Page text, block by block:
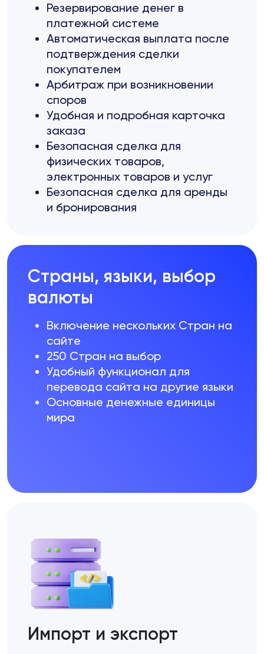
Резервирование денег в
платежной системе
Автоматическая выплата после
подтверждения сделки
покупателем
Арбитраж при возникновении
споров
Удобная и подробная карточка
заказа
Безопасная сделка для
физических товаров,
электронных товаров и услуг
Безопасная сделка для аренды
и бронирования
Страны, языки, выбор
валюты
Включение нескольких Стран на
сайте
250 Стран на выбор
Удобный функционал для
перевода сайта на другие языки
Основные денежные единицы
мира
Импорт и экспорт